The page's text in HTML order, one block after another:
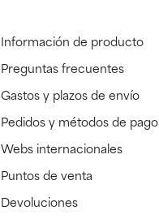
Información de producto
Preguntas frecuentes
Gastos y plazos de envío
Pedidos y métodos de pago
Webs internacionales
Puntos de venta
Devoluciones